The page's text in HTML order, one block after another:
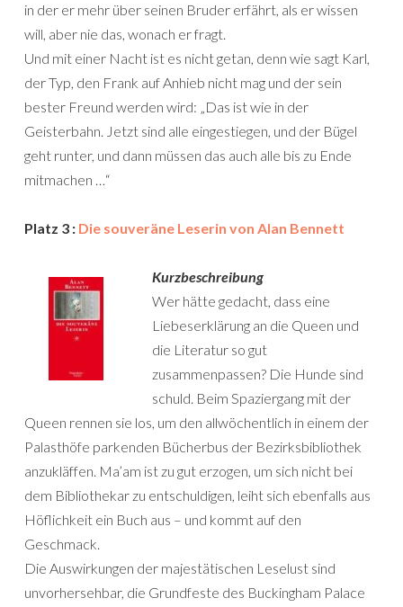
in der er mehr über seinen Bruder erfährt, als er wissen
will, aber nie das, wonach er fragt.
Und mit einer Nacht ist es nicht getan, denn wie sagt Karl,
der Typ, den Frank auf Anhieb nicht mag und der sein
bester Freund werden wird: „Das ist wie in der
Geisterbahn. Jetzt sind alle eingestiegen, und der Bügel
geht runter, und dann müssen das auch alle bis zu Ende
mitmachen …“
Platz 3 : Die souveräne Leserin von Alan Bennett
Kurzbeschreibung
Wer hätte gedacht, dass eine
Liebeserklärung an die Queen und
die Literatur so gut
zusammenpassen? Die Hunde sind
schuld. Beim Spaziergang mit der
Queen rennen sie los, um den allwöchentlich in einem der
Palasthöfe parkenden Bücherbus der Bezirksbibliothek
anzukläffen. Ma’am ist zu gut erzogen, um sich nicht bei
dem Bibliothekar zu entschuldigen, leiht sich ebenfalls aus
Höflichkeit ein Buch aus – und kommt auf den
Geschmack.
Die Auswirkungen der majestätischen Leselust sind
unvorhersehbar, die Grundfeste des Buckingham Palace